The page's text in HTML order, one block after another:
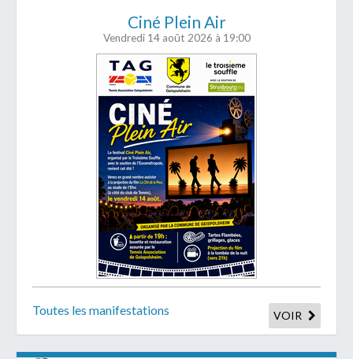
Ciné Plein Air
Vendredi 14 août 2026 à 19:00
Toutes les manifestations VOIR